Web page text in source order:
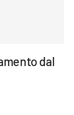
dal